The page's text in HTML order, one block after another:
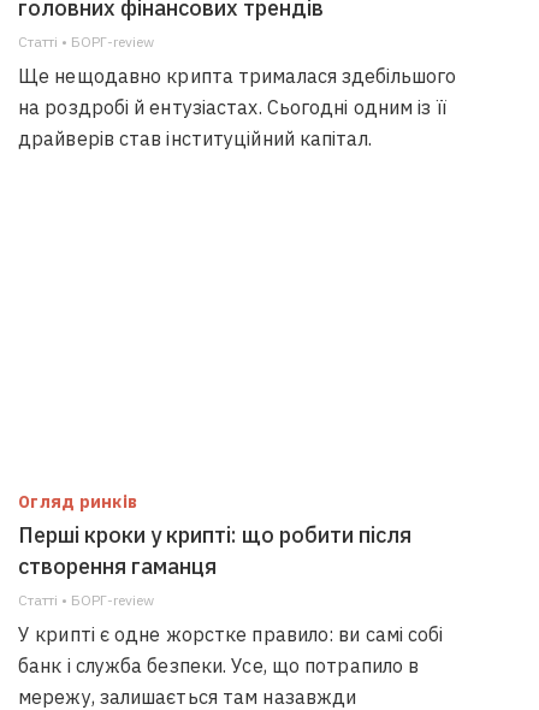
головних фінансових трендів
Статті • БОРГ-review
Ще нещодавно крипта трималася здебільшого
на роздробі й ентузіастах. Сьогодні одним із її
драйверів став інституційний капітал.
Огляд ринків
Перші кроки у крипті: що робити після
створення гаманця
Статті • БОРГ-review
У крипті є одне жорстке правило: ви самі собі
банк і служба безпеки. Усе, що потрапило в
мережу, залишається там назавжди